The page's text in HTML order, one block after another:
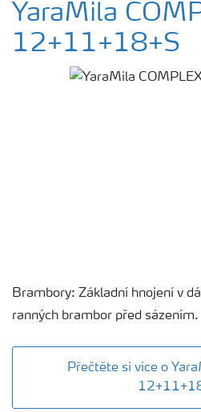
YaraMila
12+11+18+S
Brambory: Základní hnojení v
ranných brambor před sázením.
Přečtěte si více o